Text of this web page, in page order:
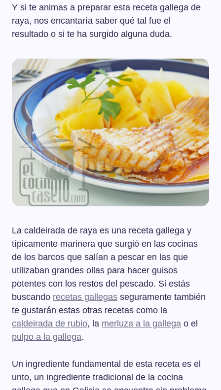
Y si te animas a preparar esta receta gallega de
raya, nos encantaría saber qué tal fue el
resultado o si te ha surgido alguna duda.
La caldeirada de raya es una receta gallega y
típicamente marinera que surgió en las cocinas
de los barcos que salían a pescar en las que
utilizaban grandes ollas para hacer guisos
potentes con los restos del pescado. Si estás
buscando recetas gallegas seguramente también
te gustarán estas otras recetas como la
caldeirada de rubio, la merluza a la gallega o el
pulpo a la gallega.
Un ingrediente fundamental de esta receta es el
unto, un ingrediente tradicional de la cocina